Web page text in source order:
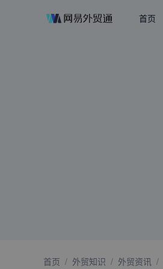
首页
首页 / 外贸知识 / 外贸资讯 /